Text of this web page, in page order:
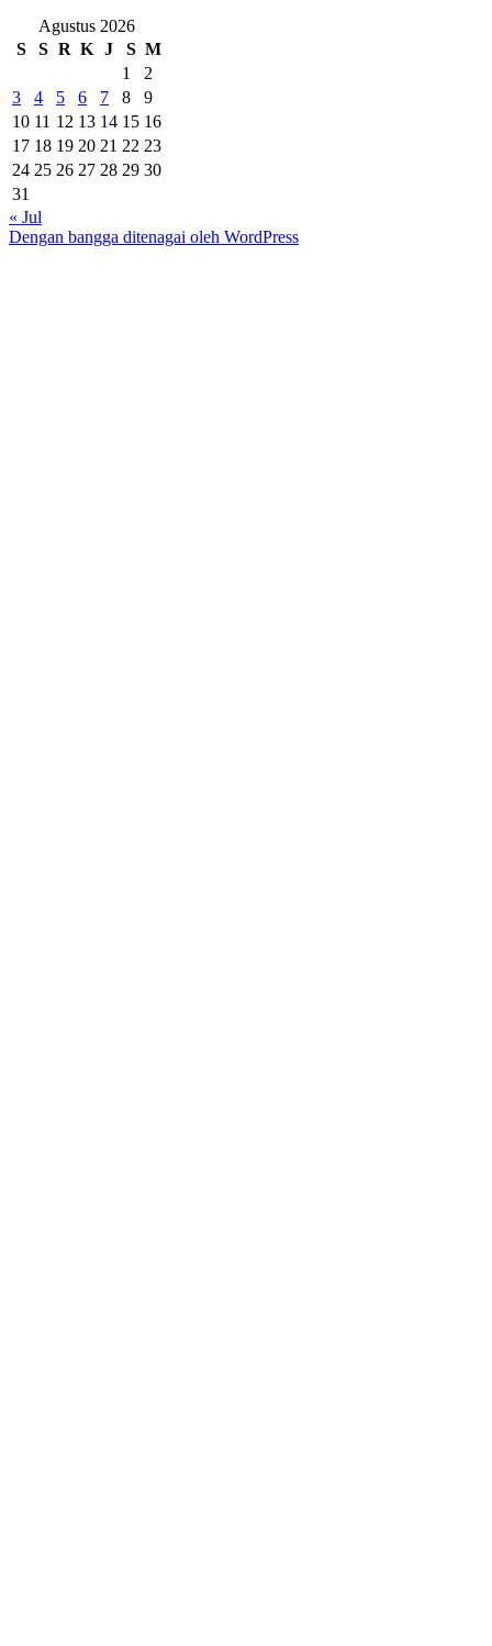
Agustus 2026
S
S R K J S M
1
2
3
4 5 6 7 8
9
10 11 12 13 14 15 16
17 18 19 20 21 22 23
24 25 26 27 28 29 30
31
« Jul
Dengan bangga ditenagai oleh WordPress